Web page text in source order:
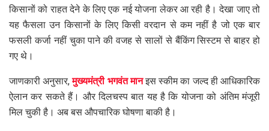
किसानों को राहत देने के लिए एक नई योजना लेकर आ रही है। देखा जाए तो
यह फैसला उन किसानों के लिए किसी वरदान से कम नहीं है जो एक बार
फसली कर्जा नहीं चुका पाने की वजह से सालों से बैंकिंग सिस्टम से बाहर हो
गए थे।
जाणकारी अनुसार,मुख्यमंत्री भगवंत मानइस स्कीम का जल्द ही आधिकारिक
ऐलान कर सकते हैं। और दिलचस्प बात यह है कि योजना को अंतिम मंजूरी
मिल चुकी है। अब बस औपचारिक घोषणा बाकी है।